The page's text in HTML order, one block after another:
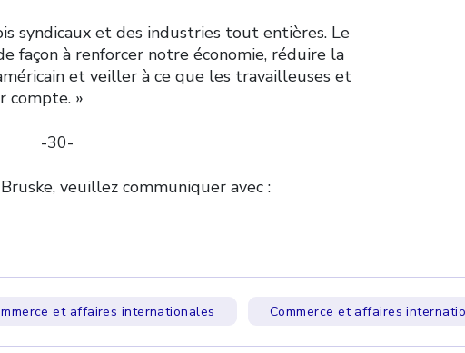
syndicaux et des industries tout entières. Le
façon à renforcer notre économie, réduire la
et veiller à ce que les travailleuses et
compte. »
-30-
veuillez communiquer avec :
et affaires internationales Commerce et affaires